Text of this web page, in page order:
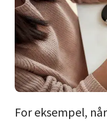
For eksempel,